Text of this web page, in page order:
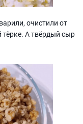
очистили от
тёрке. А твёрдый сыр